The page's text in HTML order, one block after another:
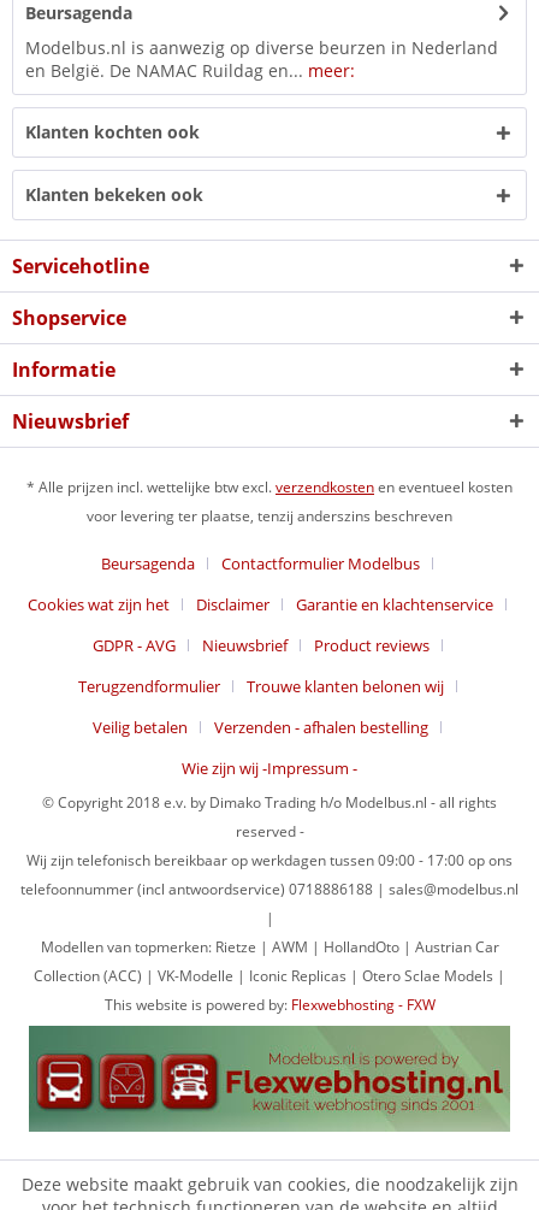
Beursagenda
Modelbus.nl is aanwezig op diverse beurzen in Nederland
en België. De NAMAC Ruildag en... meer:
Klanten kochten ook
Klanten bekeken ook
Servicehotline
Shopservice
Informatie
Nieuwsbrief
* Alle prijzen incl. wettelijke btw excl.verzendkostenen eventueel kosten
voor levering ter plaatse, tenzij anderszins beschreven
Beursagenda
Contactformulier Modelbus
Cookies wat zijn het
Disclaimer
Garantie en klachtenservice
GDPR - AVG
Nieuwsbrief
Product reviews
Terugzendformulier
Trouwe klanten belonen wij
Veilig betalen
Verzenden - afhalen bestelling
Wie zijn wij -Impressum -
© Copyright 2018 e.v. by Dimako Trading h/o Modelbus.nl - all rights
reserved -
Wij zijn telefonisch bereikbaar op werkdagen tussen 09:00 - 17:00 op ons
telefoonnummer (incl antwoordservice) 0718886188 | sales@modelbus.nl
|
Modellen van topmerken: Rietze | AWM | HollandOto | Austrian Car
Collection (ACC) | VK-Modelle | Iconic Replicas | Otero Sclae Models |
This website is powered by: Flexwebhosting - FXW
Deze website maakt gebruik van cookies, die noodzakelijk zijn